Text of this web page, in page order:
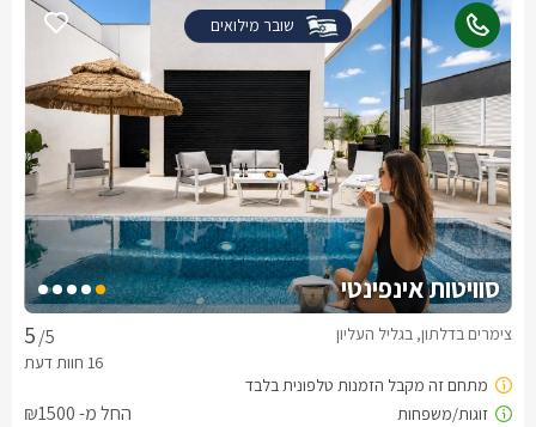
שובר מילואים
סוויטות אינפינטי
/5 צימרים בדלתון, בגליל העליון
החל מ- ₪1500